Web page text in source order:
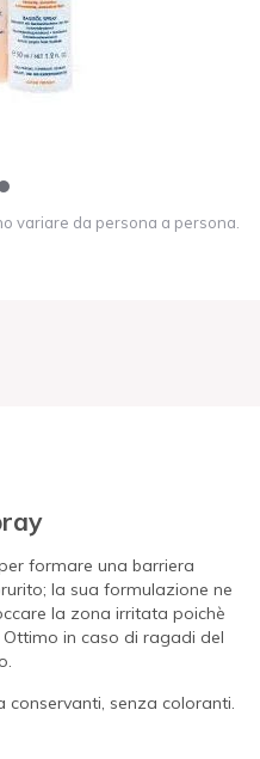
variare da persona a persona.
formare una barriera
la sua formulazione ne
la zona irritata poichè
in caso di ragadi del
conservanti, senza coloranti.